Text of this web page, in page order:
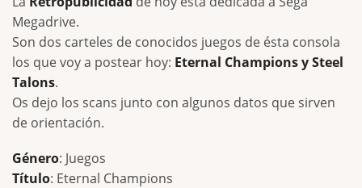
Megadrive.
Son dos carteles de conocidos juegos de ésta consola
los que voy a postear hoy: Eternal Champions y Steel
Talons.
Os dejo los scans junto con algunos datos que sirven
de orientación.
Género: Juegos
Título: Eternal Champions